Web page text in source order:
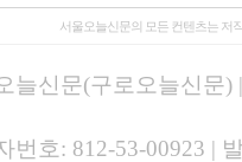
서울오늘신문의 모든 컨텐츠는 저
늘신문(구로오늘신문)
번호: 812-53-00923 |